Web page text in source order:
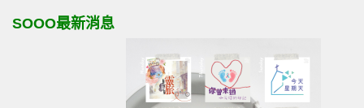
SOOO最新消息